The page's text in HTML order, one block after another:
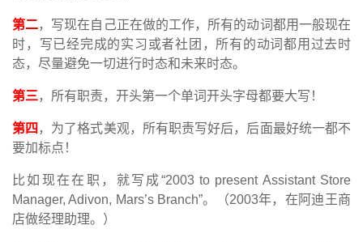
第二，写现在自己正在做的工作，所有的动词都用一般现在
时，写已经完成的实习或者社团，所有的动词都用过去时
态，尽量避免一切进行时态和未来时态。
第三，所有职责，开头第一个单词开头字母都要大写！
第四 ，为了格式美观，所有职责写好后，后面最好统一都不
要加标点！
比如现在在职，就写成“2003 to present Assistant Store
Manager, Adivon, Mars’s Branch”。（2003年，在阿迪王商
店做经理助理。）